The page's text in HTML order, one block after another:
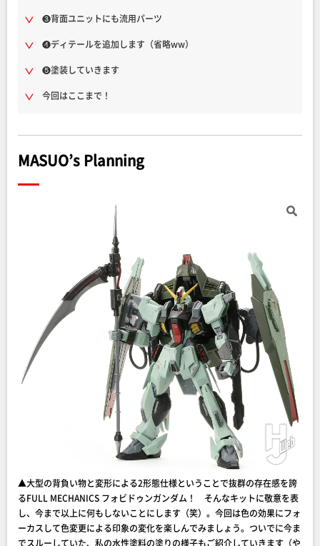
❸背面ユニットにも流用パーツ
❹ディテールを追加します（省略ww）
❺塗装していきます
今回はここまで！
MASUO’s Planning
▲大型の背負い物と変形による2形態仕様ということで抜群の存在感を誇
るFULL MECHANICS フォビドゥンガンダム！ そんなキットに敬意を表
し、今まで以上に何もしないことにします（笑）。今回は色の効果にフォ
ーカスして色変更による印象の変化を楽しんでみましょう。ついでに今ま
でスルーしていた、私の水性塗料の塗りの様子もご紹介していきます（や